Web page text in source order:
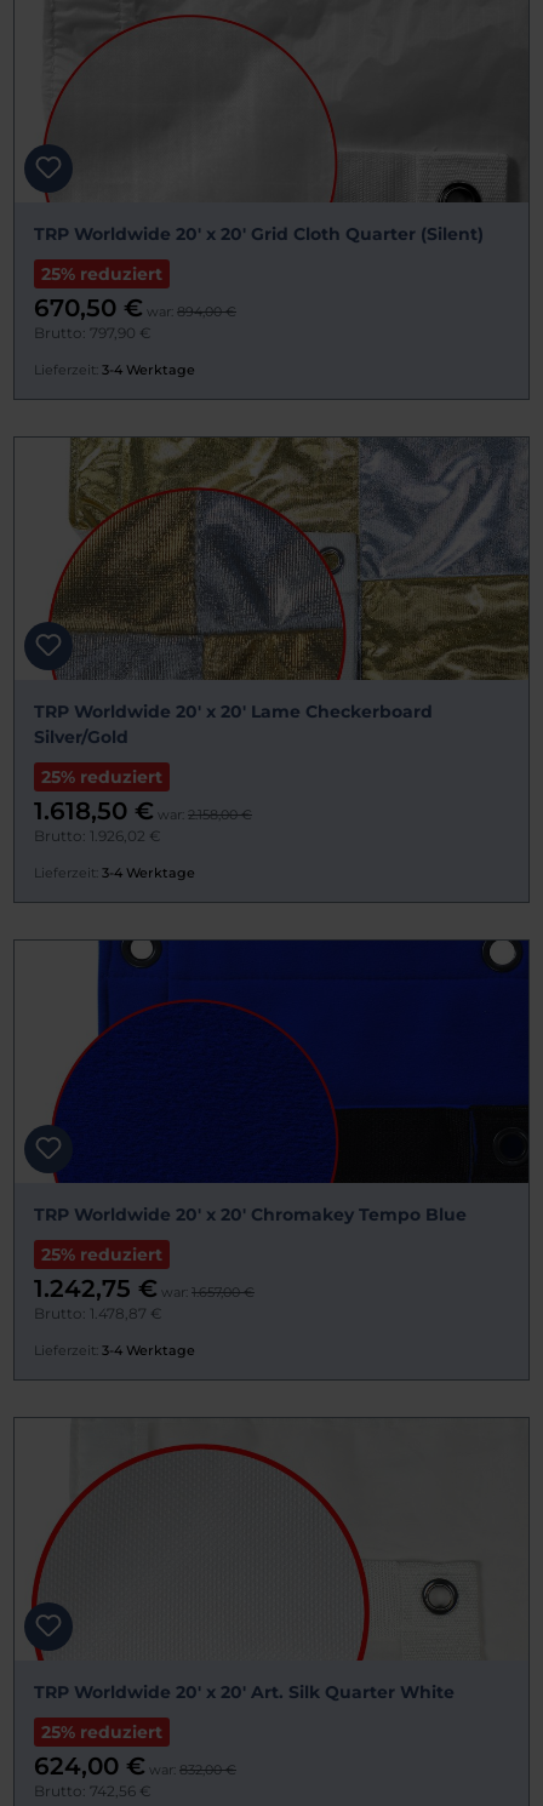
TRP Worldwide 20' x 20' Grid Cloth Quarter (Silent)
25% reduziert
670,50 € war: 894,00 €
Brutto: 797,90 €
Lieferzeit: 3-4 Werktage
TRP Worldwide 20' x 20' Lame Checkerboard
Silver/Gold
25% reduziert
1.618,50 € war: 2.158,00 €
Brutto: 1.926,02 €
Lieferzeit: 3-4 Werktage
TRP Worldwide 20' x 20' Chromakey Tempo Blue
25% reduziert
1.242,75 € war: 1.657,00 €
Brutto: 1.478,87 €
Lieferzeit: 3-4 Werktage
TRP Worldwide 20' x 20' Art. Silk Quarter White
25% reduziert
624,00 € war: 832,00 €
Brutto: 742,56 €